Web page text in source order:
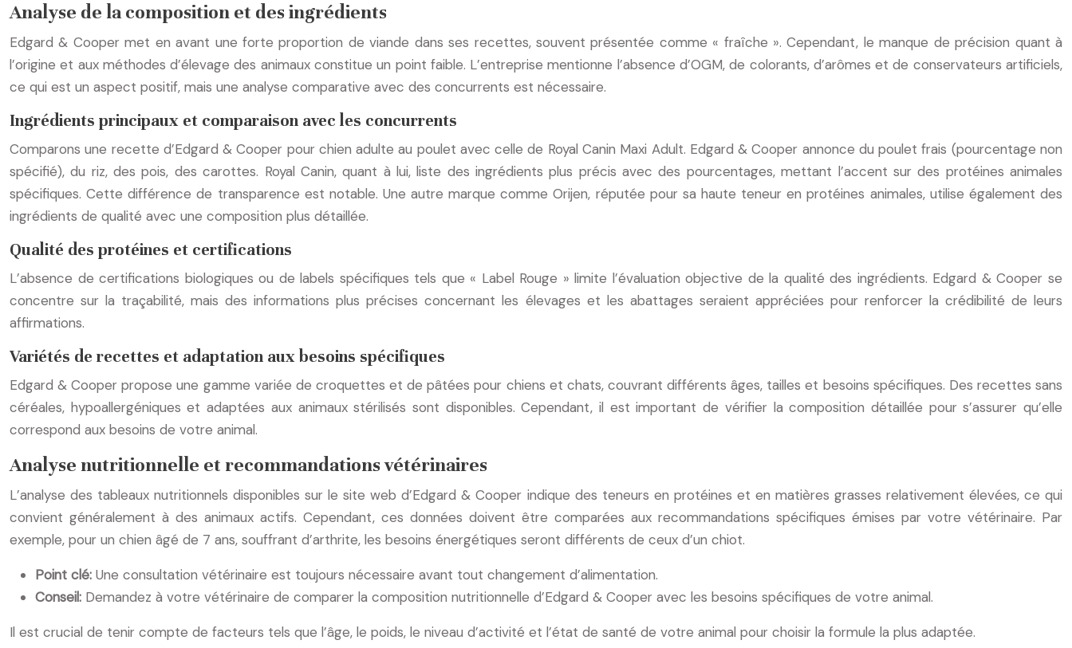
Analyse de la composition et des ingrédients
Edgard & Cooper met en avant une forte proportion de viande dans ses recettes, souvent présentée comme « fraîche ». Cependant, le manque de précision quant à
l’origine et aux méthodes d’élevage des animaux constitue un point faible. L’entreprise mentionne l’absence d’OGM, de colorants, d’arômes et de conservateurs artificiels,
ce qui est un aspect positif, mais une analyse comparative avec des concurrents est nécessaire.
Ingrédients principaux et comparaison avec les concurrents
Comparons une recette d’Edgard & Cooper pour chien adulte au poulet avec celle de Royal Canin Maxi Adult. Edgard & Cooper annonce du poulet frais (pourcentage non
spécifié), du riz, des pois, des carottes. Royal Canin, quant à lui, liste des ingrédients plus précis avec des pourcentages, mettant l’accent sur des protéines animales
spécifiques. Cette différence de transparence est notable. Une autre marque comme Orijen, réputée pour sa haute teneur en protéines animales, utilise également des
ingrédients de qualité avec une composition plus détaillée.
Qualité des protéines et certifications
L’absence de certifications biologiques ou de labels spécifiques tels que « Label Rouge » limite l’évaluation objective de la qualité des ingrédients. Edgard & Cooper se
concentre sur la traçabilité, mais des informations plus précises concernant les élevages et les abattages seraient appréciées pour renforcer la crédibilité de leurs
affirmations.
Variétés de recettes et adaptation aux besoins spécifiques
Edgard & Cooper propose une gamme variée de croquettes et de pâtées pour chiens et chats, couvrant différents âges, tailles et besoins spécifiques. Des recettes sans
céréales, hypoallergéniques et adaptées aux animaux stérilisés sont disponibles. Cependant, il est important de vérifier la composition détaillée pour s’assurer qu’elle
correspond aux besoins de votre animal.
Analyse nutritionnelle et recommandations vétérinaires
L’analyse des tableaux nutritionnels disponibles sur le site web d’Edgard & Cooper indique des teneurs en protéines et en matières grasses relativement élevées, ce qui
convient généralement à des animaux actifs. Cependant, ces données doivent être comparées aux recommandations spécifiques émises par votre vétérinaire. Par
exemple, pour un chien âgé de 7 ans, souffrant d’arthrite, les besoins énergétiques seront différents de ceux d’un chiot.
Point clé: Une consultation vétérinaire est toujours nécessaire avant tout changement d’alimentation.
Conseil: Demandez à votre vétérinaire de comparer la composition nutritionnelle d’Edgard & Cooper avec les besoins spécifiques de votre animal.
Il est crucial de tenir compte de facteurs tels que l’âge, le poids, le niveau d’activité et l’état de santé de votre animal pour choisir la formule la plus adaptée.